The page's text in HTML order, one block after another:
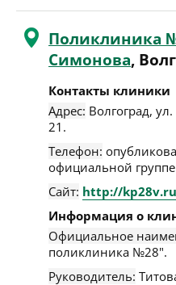
Поликлиника
Симонова,
Контакты клиники
Адрес: Волгоград,
21 .
Телефон:
официальной группе
Сайт: http://kp28v.ru
Информация о
Официальное
поликлиника №28".
Руководитель: